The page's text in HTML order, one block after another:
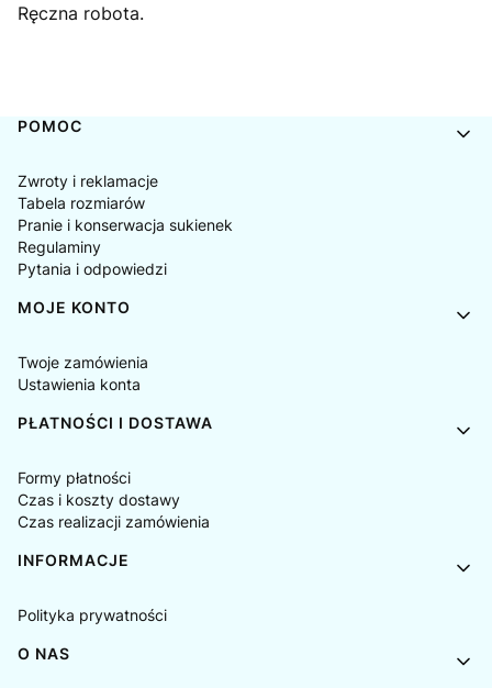
Ręczna robota.
Linki w stopce
POMOC
Zwroty i reklamacje
Tabela rozmiarów
Pranie i konserwacja sukienek
Regulaminy
Pytania i odpowiedzi
MOJE KONTO
Twoje zamówienia
Ustawienia konta
PŁATNOŚCI I DOSTAWA
Formy płatności
Czas i koszty dostawy
Czas realizacji zamówienia
INFORMACJE
Polityka prywatności
O NAS